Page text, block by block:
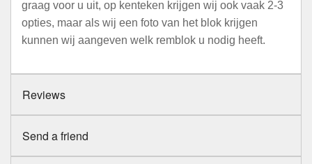
graag voor u uit, op kenteken krijgen wij ook vaak 2-3
opties, maar als wij een foto van het blok krijgen
kunnen wij aangeven welk remblok u nodig heeft.
Reviews
Send a friend